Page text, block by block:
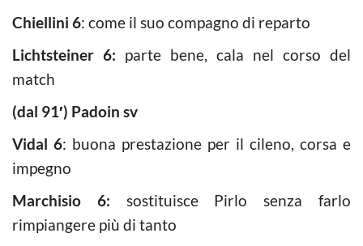
Chiellini 6: come il suo compagno di reparto
Lichtsteiner 6: parte bene, cala nel corso del
match
(dal 91′) Padoin sv
Vidal 6: buona prestazione per il cileno, corsa e
impegno
Marchisio 6: sostituisce Pirlo senza farlo
rimpiangere più di tanto